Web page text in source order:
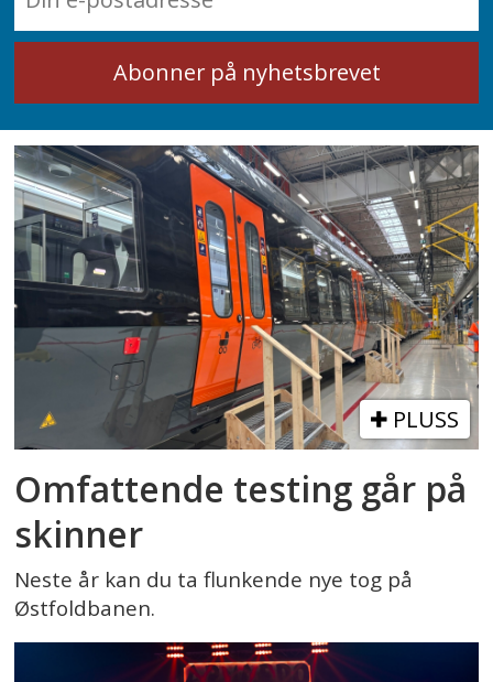
PLUSS
Omfattende testing går på
skinner
Neste år kan du ta flunkende nye tog på
Østfoldbanen.